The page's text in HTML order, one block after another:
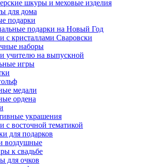
шкуры и меховые изделия
для дома
подарки
подарки на Новый Год
с кристаллами Сваровски
наборы
учителю на выпускной
игры
медали
ордена
украшения
с восточной тематикой
для подарков
воздушные
к свадьбе
для очков